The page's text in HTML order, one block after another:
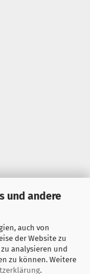
und andere
auch von
der Website zu
analysieren und
zu können. Weitere
.